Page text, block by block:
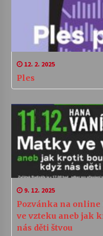
12. 2. 2025
Ples
9. 12. 2025
Pozvánka na
ve vzteku aneb jak
nás děti štvou